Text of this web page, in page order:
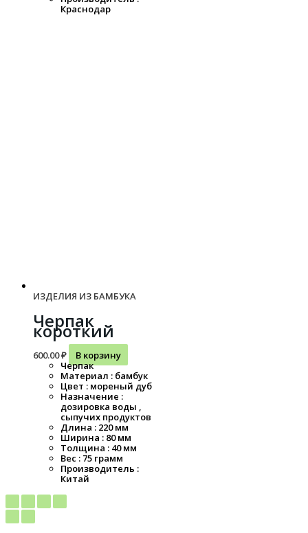
Краснодар
ИЗДЕЛИЯ ИЗ БАМБУКА
Черпак
короткий
600.00₽
В корзину
Черпак
Материал : бамбук
Цвет : мореный дуб
Назначение :
дозировка воды ,
сыпучих продуктов
Длина : 220 мм
Ширина : 80 мм
Толщина : 40 мм
Вес : 75 грамм
Производитель :
Китай